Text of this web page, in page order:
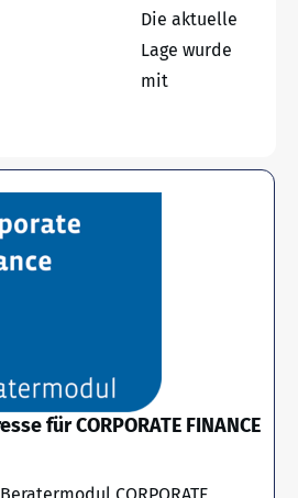
Die aktuelle
Lage wurde
mit
für CORPORATE FINANCE
CORPORATE